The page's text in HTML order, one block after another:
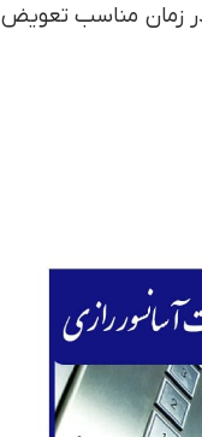
زمان مناسب تعویض